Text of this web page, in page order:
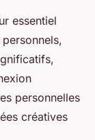
essentiel
personnelles
créatives